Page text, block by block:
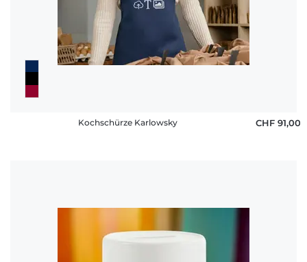
Kochschürze Karlowsky CHF 91,00